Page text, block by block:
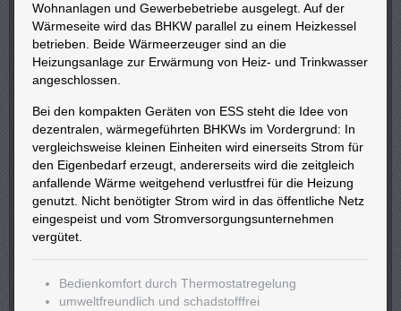
Wohnanlagen und Gewerbebetriebe ausgelegt. Auf der
Wärmeseite wird das BHKW parallel zu einem Heizkessel
betrieben. Beide Wärmeerzeuger sind an die
Heizungsanlage zur Erwärmung von Heiz- und Trinkwasser
angeschlossen.
Bei den kompakten Geräten von ESS steht die Idee von
dezentralen, wärmegeführten BHKWs im Vordergrund: In
vergleichsweise kleinen Einheiten wird einerseits Strom für
den Eigenbedarf erzeugt, andererseits wird die zeitgleich
anfallende Wärme weitgehend verlustfrei für die Heizung
genutzt. Nicht benötigter Strom wird in das öffentliche Netz
eingespeist und vom Stromversorgungsunternehmen
vergütet.
Bedienkomfort durch Thermostatregelung
umweltfreundlich und schadstofffrei